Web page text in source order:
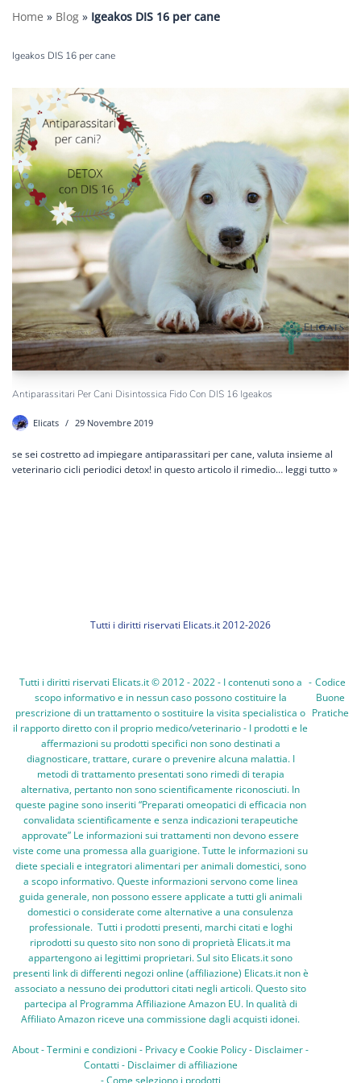
Home » Blog » Igeakos DIS 16 per cane
Igeakos DIS 16 per cane
Antiparassitari Per Cani Disintossica Fido Con DIS 16 Igeakos
Elicats 29 Novembre 2019
se sei costretto ad impiegare antiparassitari per cane, valuta insieme al
veterinario cicli periodici detox! in questo articolo il rimedio… leggi tutto »
Tutti i diritti riservati Elicats.it 2012-2026
Tutti i diritti riservati Elicats.it © 2012 - 2022 - I contenuti sono a
scopo informativo e in nessun caso possono costituire la
prescrizione di un trattamento o sostituire la visita specialistica o
il rapporto diretto con il proprio medico/veterinario - I prodotti e le
affermazioni su prodotti specifici non sono destinati a
diagnosticare, trattare, curare o prevenire alcuna malattia. I
metodi di trattamento presentati sono rimedi di terapia
alternativa, pertanto non sono scientificamente riconosciuti. In
queste pagine sono inseriti “Preparati omeopatici di efficacia non
convalidata scientificamente e senza indicazioni terapeutiche
approvate” Le informazioni sui trattamenti non devono essere
viste come una promessa alla guarigione. Tutte le informazioni su
diete speciali e integratori alimentari per animali domestici, sono
a scopo informativo. Queste informazioni servono come linea
guida generale, non possono essere applicate a tutti gli animali
domestici o considerate come alternative a una consulenza
professionale. Tutti i prodotti presenti, marchi citati e loghi
riprodotti su questo sito non sono di proprietà Elicats.it ma
appartengono ai legittimi proprietari. Sul sito Elicats.it sono
presenti link di differenti negozi online (affiliazione) Elicats.it non è
associato a nessuno dei produttori citati negli articoli. Questo sito
partecipa al Programma Affiliazione Amazon EU. In qualità di
Affiliato Amazon riceve una commissione dagli acquisti idonei.
About-Termini e condizioni - Privacy e Cookie Policy- Disclaimer-
Contatti - Disclaimer di affiliazione
-Come seleziono i prodotti
- Codice
Buone
Pratiche